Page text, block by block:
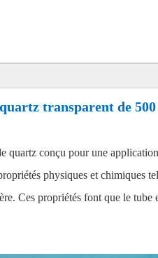
transparent de
conçu pour une
physiques et chimiques
Ces propriétés font que le